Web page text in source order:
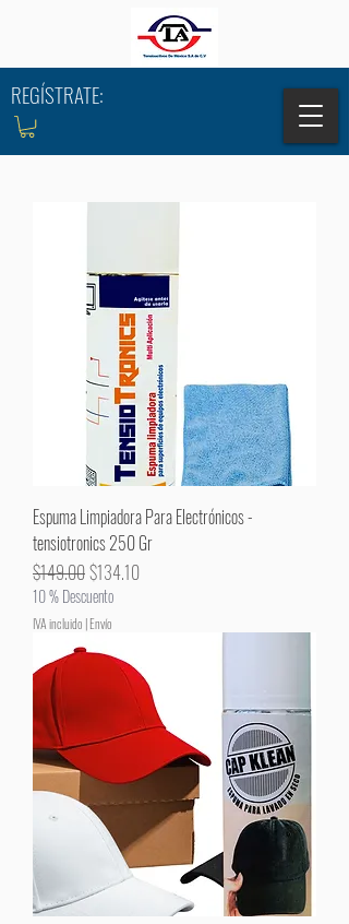
REGÍSTRATE:
Espuma Limpiadora Para Electrónicos -
tensiotronics 250 Gr
Precio
$149.00Precio de oferta
$134.10
10 % Descuento
IVA incluido |Envío